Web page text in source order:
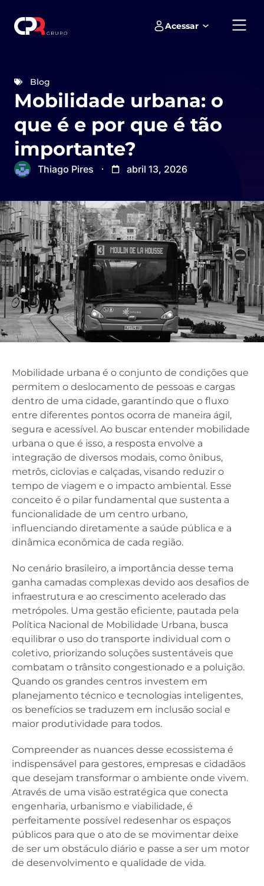
Acessar
Blog
Mobilidade urbana: o
que é e por que é tão
importante?
Thiago Pires abril 13, 2026
Mobilidade urbana é o conjunto de condições que
permitem o deslocamento de pessoas e cargas
dentro de uma cidade, garantindo que o fluxo
entre diferentes pontos ocorra de maneira ágil,
segura e acessível. Ao buscar entender mobilidade
urbana o que é isso, a resposta envolve a
integração de diversos modais, como ônibus,
metrôs, ciclovias e calçadas, visando reduzir o
tempo de viagem e o impacto ambiental. Esse
conceito é o pilar fundamental que sustenta a
funcionalidade de um centro urbano,
influenciando diretamente a saúde pública e a
dinâmica econômica de cada região.
No cenário brasileiro, a importância desse tema
ganha camadas complexas devido aos desafios de
infraestrutura e ao crescimento acelerado das
metrópoles. Uma gestão eficiente, pautada pela
Política Nacional de Mobilidade Urbana, busca
equilibrar o uso do transporte individual com o
coletivo, priorizando soluções sustentáveis que
combatam o trânsito congestionado e a poluição.
Quando os grandes centros investem em
planejamento técnico e tecnologias inteligentes,
os benefícios se traduzem em inclusão social e
maior produtividade para todos.
Compreender as nuances desse ecossistema é
indispensável para gestores, empresas e cidadãos
que desejam transformar o ambiente onde vivem.
Através de uma visão estratégica que conecta
engenharia, urbanismo e viabilidade, é
perfeitamente possível redesenhar os espaços
públicos para que o ato de se movimentar deixe
de ser um obstáculo diário e passe a ser um motor
de desenvolvimento e qualidade de vida.